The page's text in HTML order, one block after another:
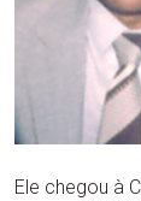
Ele chegou à